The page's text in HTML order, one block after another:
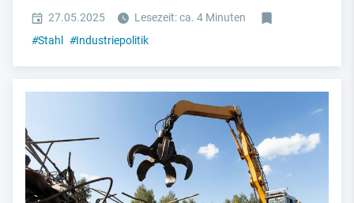
27.05.2025
Lesezeit: ca. 4 Minuten
#Stahl #Industriepolitik